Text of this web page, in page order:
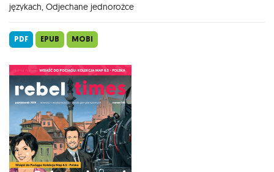
językach, Odjechane jednorożce
PDF EPUB MOBI